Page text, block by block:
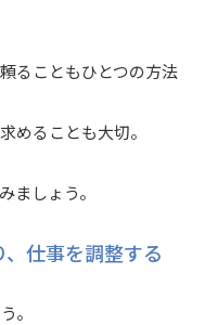
ることもひとつの方法
めることも大切。
ましょう。
仕事を調整する
。